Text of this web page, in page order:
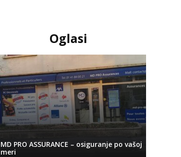
Oglasi
MD PRO ASSURANCE – osiguranje po vašoj
meri